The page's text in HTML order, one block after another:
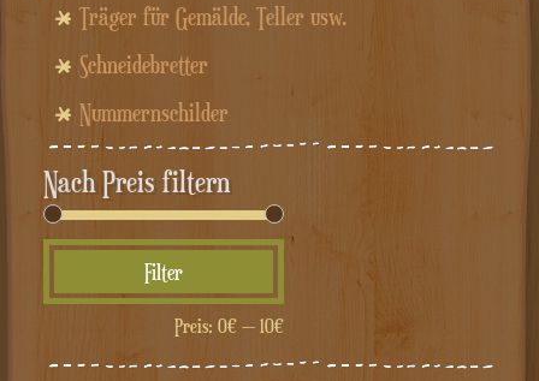
Träger für Gemälde, Teller usw.
Schneidebretter
Nummernschilder
Nach Preis filtern
Preis
Preis
Filter
Preis: 0€— 10€